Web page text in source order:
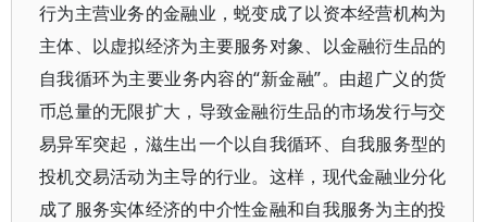
行为主营业务的金融业，蜕变成了以资本经营机构为
主体、以虚拟经济为主要服务对象、以金融衍生品的
自我循环为主要业务内容的“新金融”。由超广义的货
币总量的无限扩大，导致金融衍生品的市场发行与交
易异军突起，滋生出一个以自我循环、自我服务型的
投机交易活动为主导的行业。这样，现代金融业分化
成了服务实体经济的中介性金融和自我服务为主的投